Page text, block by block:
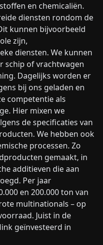
en chemicaliën.
diensten rondom de
kunnen bijvoorbeeld
zijn,
diensten. We kunnen
schip of vrachtwagen
Dagelijks worden er
bij ons geladen en
competentie als
Hier mixen we
de specificaties van
We hebben ook
processen. Zo
gemaakt, in
additieven die aan
Per jaar
en 200.000 ton van
multinationals – op
Juist in de
geïnvesteerd in